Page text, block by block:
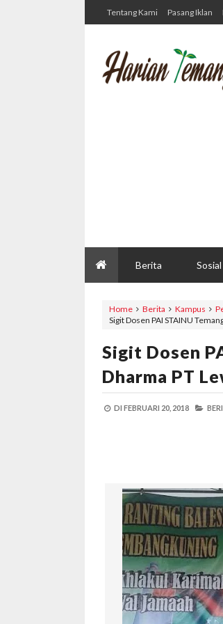
Tentang Kami Pasang Iklan
Berita Sosial
Home Berita Kampus
Sigit Dosen PAI STAINU
Sigit Dosen
Dharma PT
DI FEBRUARI 20, 2018